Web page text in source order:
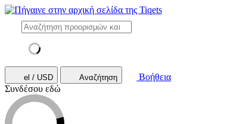
el / USD Αναζήτηση
Βοήθεια
Συνδέσου εδώ